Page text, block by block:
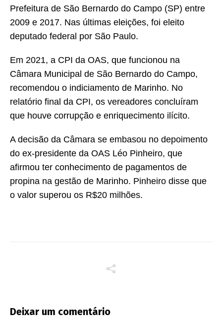
Prefeitura de São Bernardo do Campo (SP) entre
2009 e 2017. Nas últimas eleições, foi eleito
deputado federal por São Paulo.
Em 2021, a CPI da OAS, que funcionou na
Câmara Municipal de São Bernardo do Campo,
recomendou o indiciamento de Marinho. No
relatório final da CPI, os vereadores concluíram
que houve corrupção e enriquecimento ilícito.
A decisão da Câmara se embasou no depoimento
do ex-presidente da OAS Léo Pinheiro, que
afirmou ter conhecimento de pagamentos de
propina na gestão de Marinho. Pinheiro disse que
o valor superou os R$20 milhões.
Deixar um comentário